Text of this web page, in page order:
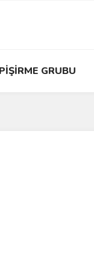
PİŞİRME GRUBU